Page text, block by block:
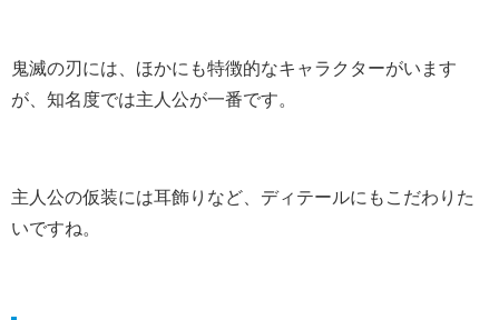
鬼滅の刃には、ほかにも特徴的なキャラクターがいます
が、知名度では主人公が一番です。
主人公の仮装には耳飾りなど、ディテールにもこだわりた
いですね。